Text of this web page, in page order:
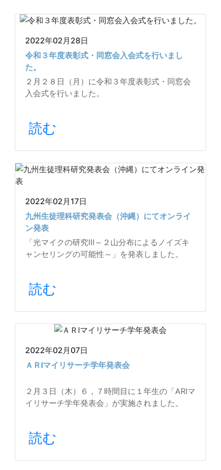
2022年02月28日
令和３年度表彰式・同窓会入会式を行いまし
た。
２月２８日（月）に令和３年度表彰式・同窓会
入会式を行いました。
読む
2022年02月17日
九州生徒理科研究発表会（沖縄）にてオンライ
ン発表
「光マイクの研究Ⅲ～２山分布によるノイズキ
ャンセリングの可能性～」を発表しました。
読む
2022年02月07日
ＡＲⅠマイリサーチ学年発表会
２月３日（木）６，７時間目に１年生の「ARⅠマ
イリサーチ学年発表会」が実施されました。
読む